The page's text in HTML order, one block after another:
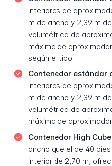
interiores de
m de ancho y 2,39 m
volumétrica de
máxima de
según el tipo
Contenedor estándar
interiores de
m de ancho y 2,39 m
volumétrica de
máxima de
Contenedor High
ancho que el de 40
interior de 2,70 m,